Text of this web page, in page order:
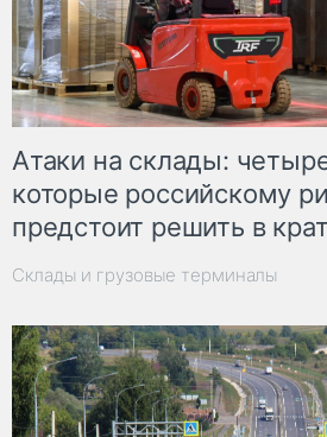
Атаки на склады:
которые российскому
предстоит решить в
Склады и грузовые терминалы